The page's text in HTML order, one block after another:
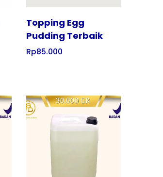
Topping Egg
Pudding Terbaik
Rp85.000